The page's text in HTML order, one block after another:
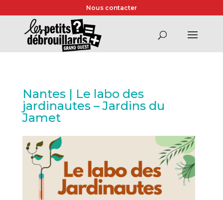
Nous contacter
Nantes | Le labo des
jardinautes – Jardins du
Jamet